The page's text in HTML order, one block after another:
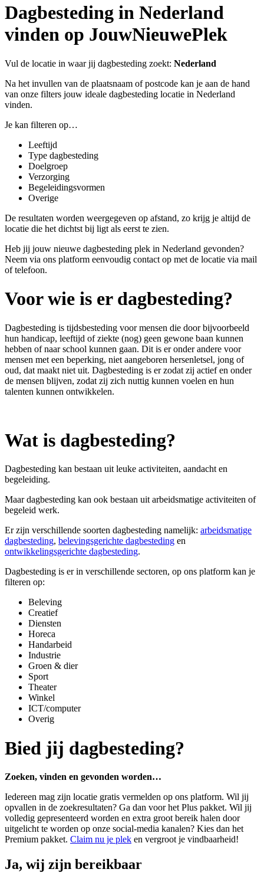
Dagbesteding in Nederland
vinden op JouwNieuwePlek
Vul de locatie in waar jij dagbesteding zoekt: Nederland
Na het invullen van de plaatsnaam of postcode kan je aan de hand
van onze filters jouw ideale dagbesteding locatie in Nederland
vinden.
Je kan filteren op…
Leeftijd
Type dagbesteding
Doelgroep
Verzorging
Begeleidingsvormen
Overige
De resultaten worden weergegeven op afstand, zo krijg je altijd de
locatie die het dichtst bij ligt als eerst te zien.
Heb jij jouw nieuwe dagbesteding plek in Nederland gevonden?
Neem via ons platform eenvoudig contact op met de locatie via mail
of telefoon.
Voor wie is er dagbesteding?
Dagbesteding is tijdsbesteding voormensen die door bijvoorbeeld
hun handicap, leeftijd of ziekte (nog) geen gewone baan kunnen
hebben of naar school kunnen gaan. Dit is er onder andere voor
mensen met een beperking, niet aangeboren hersenletsel, jong of
oud, dat maakt niet uit. Dagbesteding is er zodat zij actief en onder
de mensen blijven, zodat zij zich nuttig kunnen voelen en hun
talenten kunnen ontwikkelen.
Wat is dagbesteding?
Dagbesteding kan bestaan uit leuke activiteiten, aandacht en
begeleiding.
Maar dagbesteding kan ook bestaan uit arbeidsmatige activiteiten of
begeleid werk.
Er zijn verschillende soorten dagbesteding namelijk: arbeidsmatige
dagbesteding, belevingsgerichte dagbesteding en
ontwikkelingsgerichte dagbesteding.
Dagbesteding is er in verschillende sectoren, op ons platform kan je
filteren op:
Beleving
Creatief
Diensten
Horeca
Handarbeid
Industrie
Groen & dier
Sport
Theater
Winkel
ICT/computer
Overig
Bied jij dagbesteding?
Zoeken, vinden en gevonden worden…
Iedereen mag zijn locatie gratis vermelden op ons platform. Wil jij
opvallen in de zoekresultaten? Ga dan voor het Plus pakket. Wil jij
volledig gepresenteerd worden en extra groot bereik halen door
uitgelicht te worden op onze social-media kanalen? Kies dan het
Premium pakket. Claim nu je plek en vergroot je vindbaarheid!
Ja, wij zijn bereikbaar